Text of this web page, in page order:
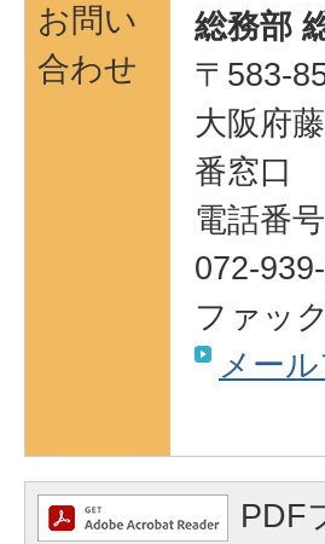
お問い
合わせ
総務部
〒583-
大阪府
番窓口
電話番
072-
ファッ
メー
PDF